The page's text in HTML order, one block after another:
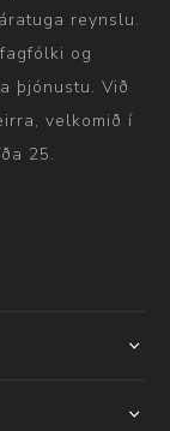
reynslu.
og
þjónustu. Við
velkomið í
25.